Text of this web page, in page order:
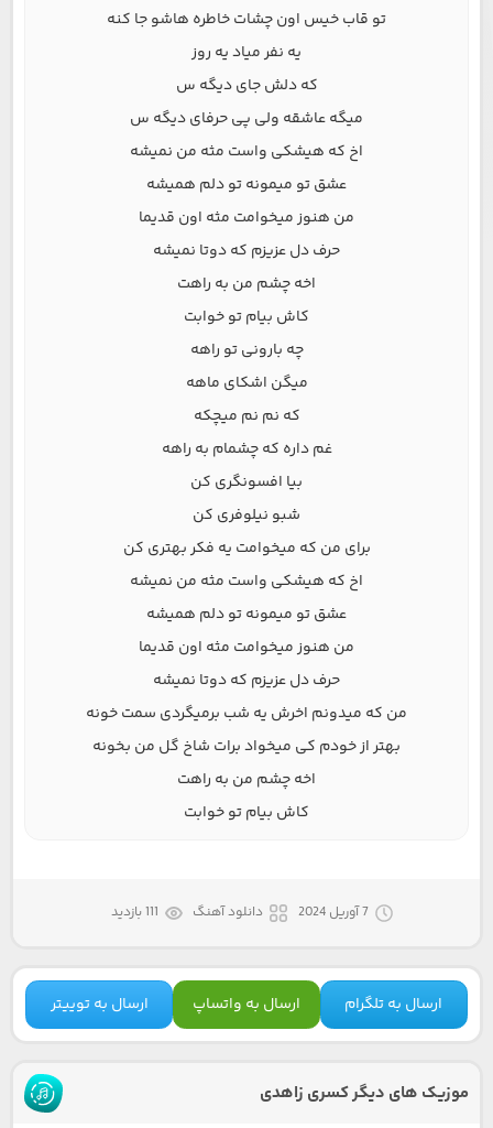
تو قاب خیس اون چشات خاطره هاشو جا کنه
یه نفر میاد یه روز
که دلش جای دیگه س
میگه عاشقه ولی پی حرفای دیگه س
اخ که هیشکی واست مثه من نمیشه
عشق تو میمونه تو دلم همیشه
من هنوز میخوامت مثه اون قدیما
حرف دل عزیزم که دوتا نمیشه
اخه چشم من به راهت
کاش بیام تو خوابت
چه بارونی تو راهه
میگن اشکای ماهه
که نم نم میچکه
غم داره که چشمام به راهه
بیا افسونگری کن
شبو نیلوفری کن
برای من که میخوامت یه فکر بهتری کن
اخ که هیشکی واست مثه من نمیشه
عشق تو میمونه تو دلم همیشه
من هنوز میخوامت مثه اون قدیما
حرف دل عزیزم که دوتا نمیشه
من که میدونم اخرش یه شب برمیگردی سمت خونه
بهتر از خودم کی میخواد برات شاخ گل من بخونه
اخه چشم من به راهت
کاش بیام تو خوابت
7 آوریل 2024 دانلود آهنگ 111 بازدید
ارسال به تلگرام ارسال به واتساپ ارسال به توییتر
موزیک های دیگر کسری زاهدی